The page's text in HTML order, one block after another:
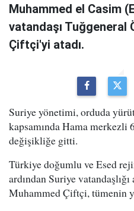
Muhammed el Casim
vatandaşı Tuğgeneral
Çiftçi'yi atadı.
Suriye yönetimi, orduda
kapsamında Hama merkezli
değişikliğe gitti.
Türkiye doğumlu ve Esed
ardından Suriye
Muhammed Çiftçi, tümenin